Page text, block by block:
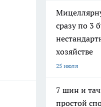
сразу по 3
хозяйстве
25 июля
7 шин и
простой